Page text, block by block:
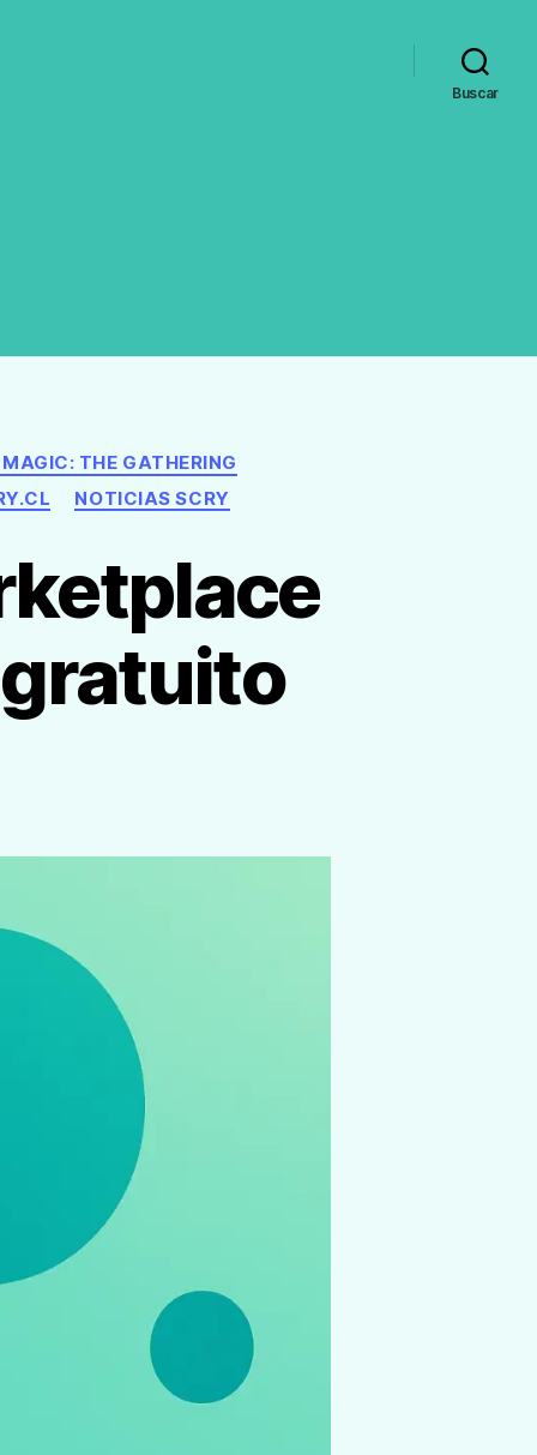
Buscar
THE GATHERING
NOTICIAS SCRY